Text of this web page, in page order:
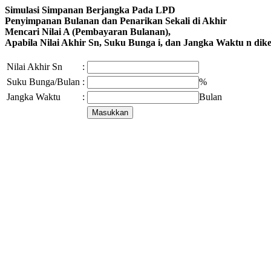
Simulasi Simpanan Berjangka Pada LPD
Penyimpanan Bulanan dan Penarikan Sekali di Akhir
Mencari Nilai A (Pembayaran Bulanan),
Apabila Nilai Akhir Sn, Suku Bunga i, dan Jangka Waktu n
Nilai Akhir Sn
:
Suku Bunga/Bulan :
%
Jangka Waktu
: Bulan